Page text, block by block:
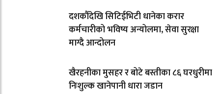
दशकौँदेखि सिटिईभिटी धानेका करार
कर्मचारीको भविष्य अन्योलमा, सेवा सुरक्षा
माग्दै आन्दोलन
खैरहनीका मुसहर र बोटे बस्तीका ८६ घरधुरीमा
निःशुल्क खानेपानी धारा जडान